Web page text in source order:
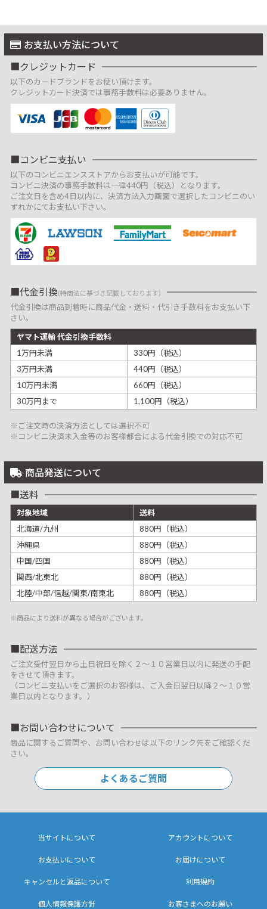
お支払い方法について
クレジットカード
以下のカードブランドをお使い頂けます。
クレジットカード決済では事務手数料は必要ありません。
コンビニ支払い
以下のコンビニエンスストアからお支払いが可能です。
コンビニ決済の事務手数料は一律440円（税込）となります。
ご注文日を含め4日以内に、決済方法入力画面で選択したコンビニのい
ずれかにてお支払い下さい。
代金引換(特商法に基づき記載しております)
代金引換は商品到着時に商品代金・送料・代引き手数料をお支払い下
さい。
ヤマト運輸 代金引換手数料
1万円未満
330円（税込）
3万円未満
440円（税込）
10万円未満
660円（税込）
30万円まで
1,100円（税込）
※ご注文時の決済方法としては選択不可
※コンビニ決済未入金等のお客様都合による代金引換での対応不可
商品発送について
送料
対象地域
送料
北海道/九州
880円（税込）
沖縄県
880円（税込）
中国/四国
880円（税込）
関西/北東北
880円（税込）
北陸/中部/信越/関東/南東北
880円（税込）
※商品により送料が異なる場合がございます。
配送方法
ご注文受付翌日から土日祝日を除く２～１０営業日以内に発送の手配
をさせて頂きます。
（コンビニ支払いをご選択のお客様は、ご入金日翌日以降２～１０営
業日以内となります。）
お問い合わせについて
商品に関するご質問や、お問い合わせは以下のリンク先をご確認くだ
さい。
よくあるご質問
当サイトについて アカウントについて
お支払いについて お届けについて
キャンセルと返品について 利用規約
個人情報保護方針 お客さまへのお願い